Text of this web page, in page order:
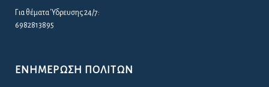
Για θέματα Ύδρευσης 24/7:
6982813895
ΕΝΗΜΈΡΩΣΗ ΠΟΛΙΤΏΝ